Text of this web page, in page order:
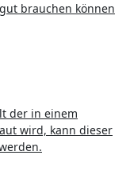
brauchen können
der in einem
wird, kann dieser